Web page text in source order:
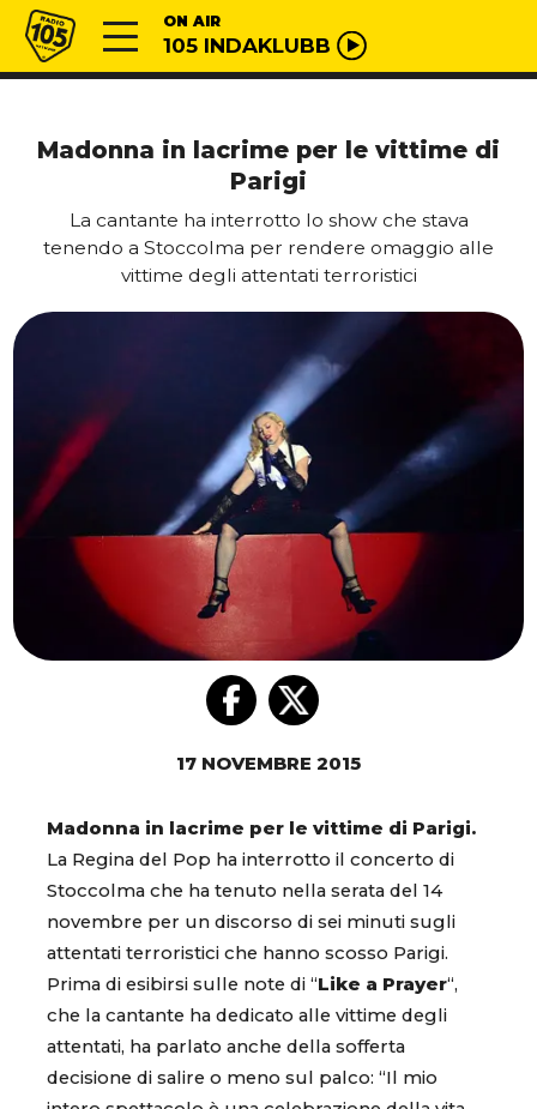
Vai al contenuto
Radio 105 ON AIR
105 INDAKLUBB
Madonna in lacrime per le vittime di
Parigi
La cantante ha interrotto lo show che stava
tenendo a Stoccolma per rendere omaggio alle
vittime degli attentati terroristici
17 NOVEMBRE 2015
Madonna in lacrime per le vittime di Parigi.
La Regina del Pop ha interrotto il concerto di
Stoccolma che ha tenuto nella serata del 14
novembre per un discorso di sei minuti sugli
attentati terroristici che hanno scosso Parigi.
Prima di esibirsi sulle note di “Like a Prayer“,
che la cantante ha dedicato alle vittime degli
attentati, ha parlato anche della sofferta
decisione di salire o meno sul palco: “Il mio